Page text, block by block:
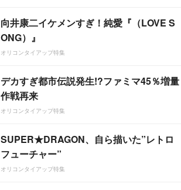
向井康二イケメンすぎ！純愛『（LOVE S
ONG）』
オリコンタイアップ特集
デカすぎ都市伝説発生!?ファミマ45％増量
作戦再来
オリコンタイアップ特集
SUPER★DRAGON、自ら描いた”レトロ
フューチャー”
オリコンタイアップ特集